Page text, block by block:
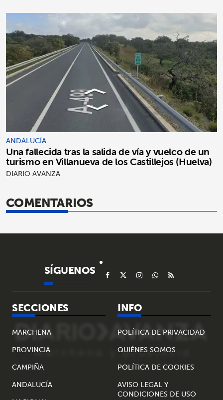
ANDALUCÍA
Una fallecida tras la salida de vía y vuelco de un
turismo en Villanueva de los Castillejos (Huelva)
DIARIO AVANZA
COMENTARIOS
SÍGUENOS
SECCIONES
MARCHENA
PROVINCIA
CAMPIÑA
ANDALUCÍA
INFO
POLÍTICA DE PRIVACIDAD
QUIÉNES SOMOS
POLÍTICA DE COOKIES
AVISO LEGAL Y
CONDICIONES DE USO